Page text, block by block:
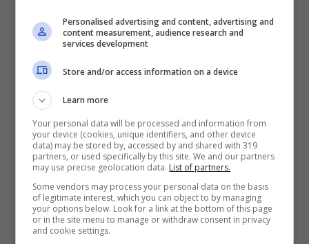
Annalisa Minetti: “Mia sorella
sarà forte quanto me”
Alla Balivo, Annalisa Minetti ha detto che a
Francesca ha insegnato l’autonomia.
“Autonomia come prima arma di difesa.
Quando sono venuta a sapere che pure lei
avrebbe dovuto fare i conti con la mia
stessa difficoltà alla vista, e che tutto
Personalised advertising and content, advertising and
content measurement, audience research and
services development
Store and/or access information on a device
Learn more
Your personal data will be processed and information from
your device (cookies, unique identifiers, and other device
data) may be stored by, accessed by and shared with 319
partners, or used specifically by this site. We and our partners
may use precise geolocation data. List of partners.
Some vendors may process your personal data on the basis
of legitimate interest, which you can object to by managing
your options below. Look for a link at the bottom of this page
or in the site menu to manage or withdraw consent in privacy
and cookie settings.